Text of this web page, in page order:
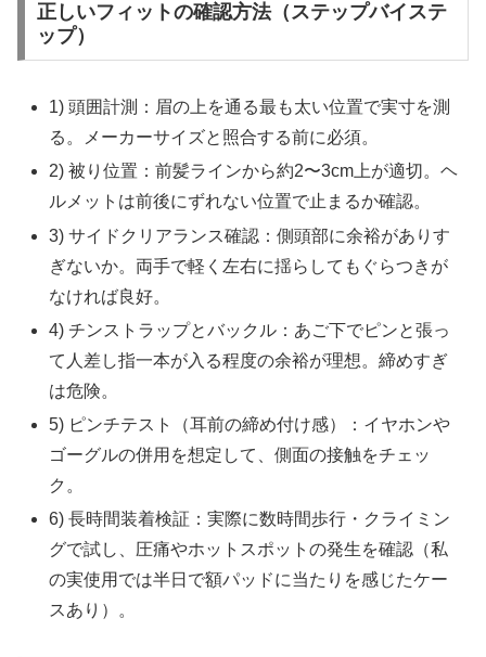
正しいフィットの確認方法（ステップバイステ
ップ）
1) 頭囲計測：眉の上を通る最も太い位置で実寸を測
る。メーカーサイズと照合する前に必須。
2) 被り位置：前髪ラインから約2〜3cm上が適切。ヘ
ルメットは前後にずれない位置で止まるか確認。
3) サイドクリアランス確認：側頭部に余裕がありす
ぎないか。両手で軽く左右に揺らしてもぐらつきが
なければ良好。
4) チンストラップとバックル：あご下でピンと張っ
て人差し指一本が入る程度の余裕が理想。締めすぎ
は危険。
5) ピンチテスト（耳前の締め付け感）：イヤホンや
ゴーグルの併用を想定して、側面の接触をチェッ
ク。
6) 長時間装着検証：実際に数時間歩行・クライミン
グで試し、圧痛やホットスポットの発生を確認（私
の実使用では半日で額パッドに当たりを感じたケー
スあり）。